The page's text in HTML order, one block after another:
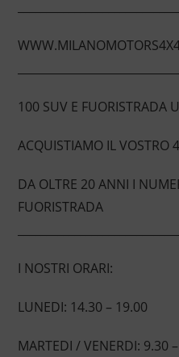
100 SUV E FUORISTRADA
ACQUISTIAMO IL VOSTRO
DA OLTRE 20 ANNI I
FUORISTRADA
I NOSTRI ORARI:
LUNEDI: 14.30 – 19.00
MARTEDI / VENERDI: 9.30